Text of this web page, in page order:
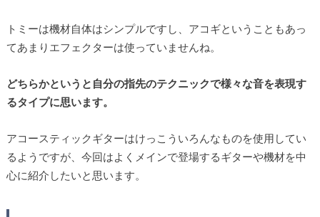
トミーは機材自体はシンプルですし、アコギということもあっ
てあまりエフェクターは使っていませんね。
どちらかというと自分の指先のテクニックで様々な音を表現す
るタイプに思います。
アコースティックギターはけっこういろんなものを使用してい
るようですが、今回はよくメインで登場するギターや機材を中
心に紹介したいと思います。